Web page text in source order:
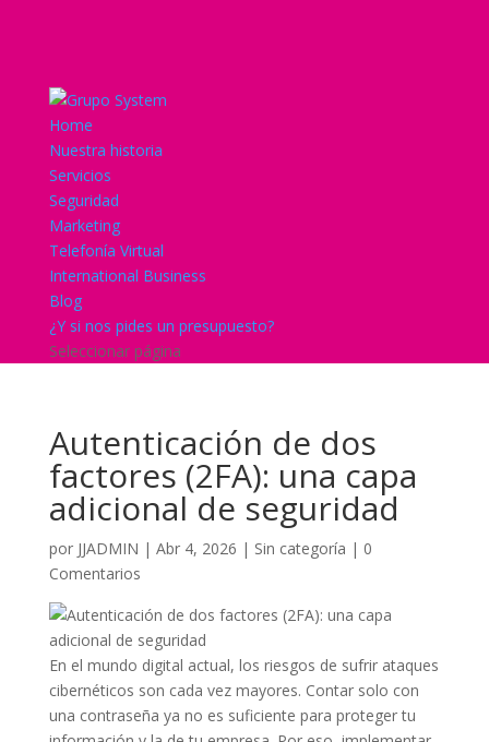
Home
Nuestra historia
Servicios
Seguridad
Marketing
Telefonía Virtual
International Business
Blog
¿Y si nos pides un presupuesto?
Seleccionar página
Autenticación de dos
factores (2FA): una capa
adicional de seguridad
por JJADMIN | Abr 4, 2026 | Sin categoría | 0
Comentarios
En el mundo digital actual, los riesgos de sufrir ataques
cibernéticos son cada vez mayores. Contar solo con
una contraseña ya no es suficiente para proteger tu